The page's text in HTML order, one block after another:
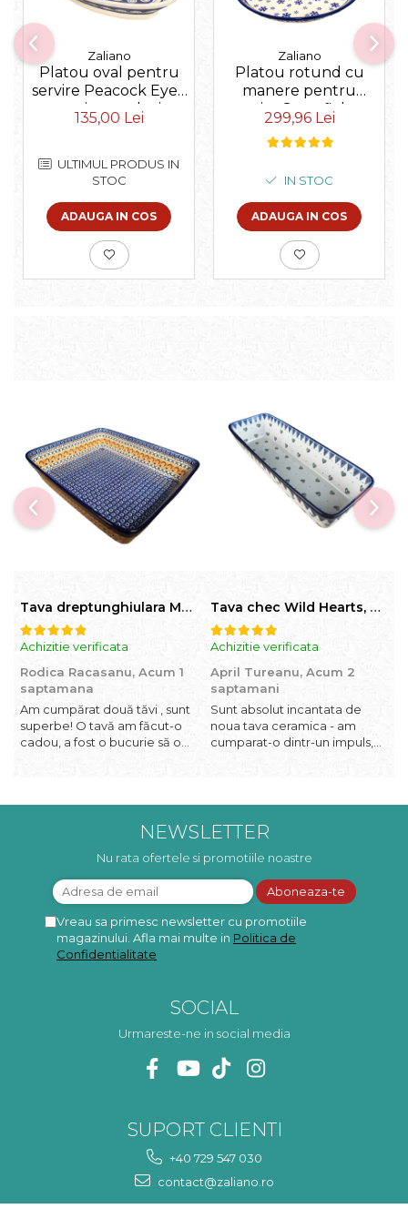
Zaliano
Platou oval pentru
servire Peacock Eyes,
ceramica smaltuita,
pictat manual, 15,7 x
135,00 Lei
ULTIMUL PRODUS IN
STOC
ADAUGA IN COS
Zaliano
Platou rotund cu
manere pentru
servire Snowflakes,
ceramica smaltuita,
pictat manual, 28,5 /
299,96 Lei
IN STOC
ADAUGA IN COS
Tava dreptunghiulara Morning Sunrise, ceramica smaltuita, pictata manual, 27,0 X 32, 5 cm
Achizitie verificata
Rodica Racasanu, Acum 1
saptamana
Am cumpărat două tăvi , sunt
superbe! O tavă am făcut-o
cadou, a fost o bucurie să o
folosim, are viață. Vă
Tava chec Wild Hearts, ceramica smaltuita, pictata manual, 31,0 X 12,0 cm
Achizitie verificata
April Tureanu, Acum 2
saptamani
Sunt absolut incantata de
noua tava ceramica - am
cumparat-o dintr-un impuls,
rugina dupa spalare. Aceasta
ma va scapa de aceasta
neplacere, in plus este tare
frumoasa, o ...
NEWSLETTER
Nu rata ofertele si promotiile noastre
Vreau sa primesc newsletter cu promotiile
magazinului. Afla mai multe in Politica de
Confidentialitate
SOCIAL
Urmareste-ne in social media
SUPORT CLIENTI
+40 729 547 030
contact@zaliano.ro